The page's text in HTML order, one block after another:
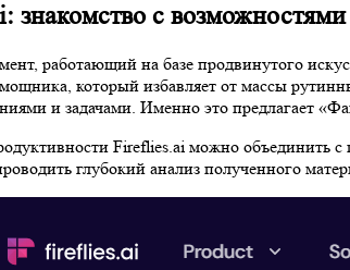
знакомство с возможностями
работающий на базе продвинутого
который избавляет от массы
и задачами. Именно это предлагает
Fireflies.ai можно объединить
глубокий анализ полученного